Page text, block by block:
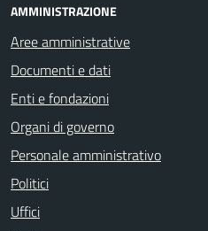
AMMINISTRAZIONE
Aree amministrative
Documenti e dati
Enti e fondazioni
Organi di governo
Personale amministrativo
Politici
Uffici